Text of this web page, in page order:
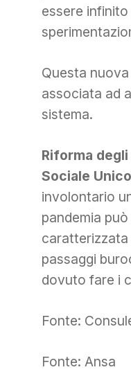
essere
Questa
associata ad
sistema.
Riforma
Sociale Unico
involontario
pandemia
caratterizzata
passaggi
dovuto fare i
Fonte:
Fonte: Ansa